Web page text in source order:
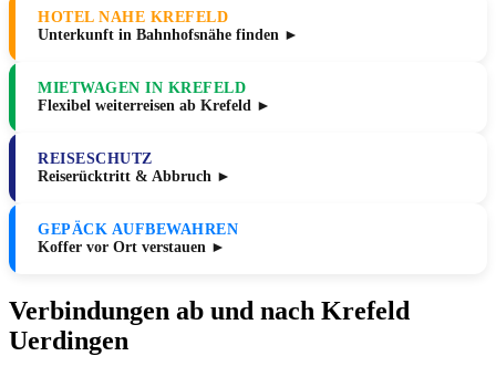
HOTEL NAHE KREFELD
Unterkunft in Bahnhofsnähe finden ►
MIETWAGEN IN KREFELD
Flexibel weiterreisen ab Krefeld ►
REISESCHUTZ
Reiserücktritt & Abbruch ►
GEPÄCK AUFBEWAHREN
Koffer vor Ort verstauen ►
Verbindungen ab und nach Krefeld
Uerdingen